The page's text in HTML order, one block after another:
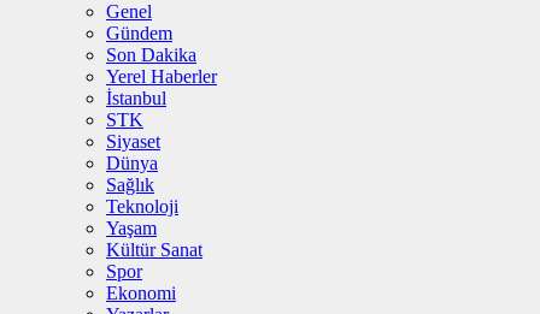
Genel
Gündem
Son Dakika
Yerel Haberler
İstanbul
STK
Siyaset
Dünya
Sağlık
Teknoloji
Yaşam
Kültür Sanat
Spor
Ekonomi